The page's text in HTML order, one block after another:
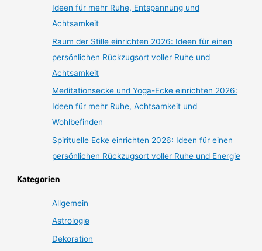
Ideen für mehr Ruhe, Entspannung und
Achtsamkeit
Raum der Stille einrichten 2026: Ideen für einen
persönlichen Rückzugsort voller Ruhe und
Achtsamkeit
Meditationsecke und Yoga-Ecke einrichten 2026:
Ideen für mehr Ruhe, Achtsamkeit und
Wohlbefinden
Spirituelle Ecke einrichten 2026: Ideen für einen
persönlichen Rückzugsort voller Ruhe und Energie
Kategorien
Allgemein
Astrologie
Dekoration